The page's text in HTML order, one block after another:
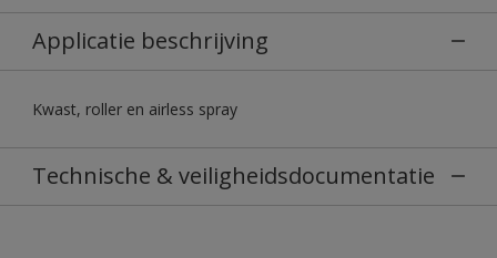
Applicatie beschrijving
Kwast, roller en airless spray
Technische & veiligheidsdocumentatie